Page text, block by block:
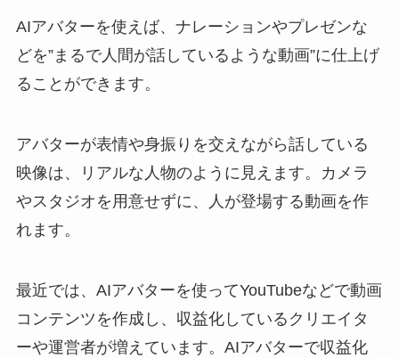
AIアバターを使えば、ナレーションやプレゼンな
どを”まるで人間が話しているような動画”に仕上げ
ることができます。
アバターが表情や身振りを交えながら話している
映像は、リアルな人物のように見えます。カメラ
やスタジオを用意せずに、人が登場する動画を作
れます。
最近では、AIアバターを使ってYouTubeなどで動画
コンテンツを作成し、収益化しているクリエイタ
ーや運営者が増えています。AIアバターで収益化